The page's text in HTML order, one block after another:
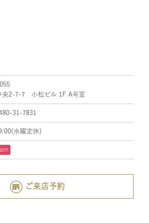
央2-7-7 小松ビル 1F A号室
31-7831
水曜定休)
ご来店予約